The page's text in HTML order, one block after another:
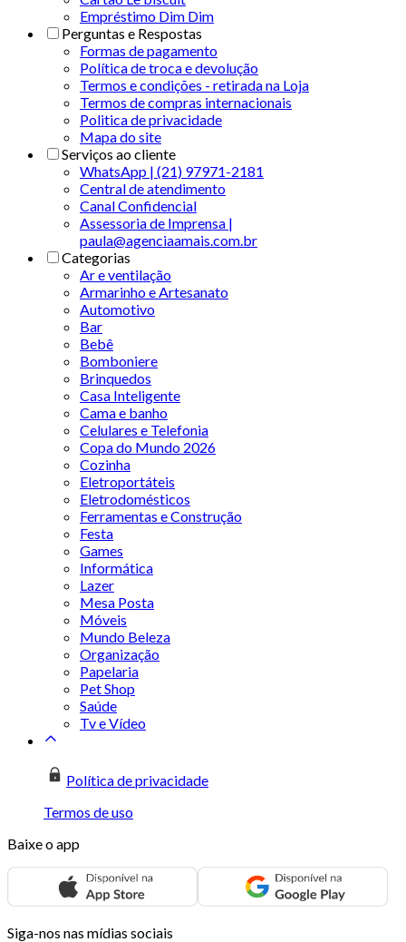
Empréstimo Dim Dim
Perguntas e Respostas
Formas de pagamento
Política de troca e devolução
Termos e condições - retirada na Loja
Termos de compras internacionais
Politica de privacidade
Mapa do site
Serviços ao cliente
WhatsApp | (21) 97971-2181
Central de atendimento
Canal Confidencial
Assessoria de Imprensa |
paula@agenciaamais.com.br
Categorias
Ar e ventilação
Armarinho e Artesanato
Automotivo
Bar
Bebê
Bomboniere
Brinquedos
Casa Inteligente
Cama e banho
Celulares e Telefonia
Copa do Mundo 2026
Cozinha
Eletroportáteis
Eletrodomésticos
Ferramentas e Construção
Festa
Games
Informática
Lazer
Mesa Posta
Móveis
Mundo Beleza
Organização
Papelaria
Pet Shop
Saúde
Tv e Vídeo
Política de privacidade
Termos de uso
Baixe o app
Siga-nos nas mídias sociais